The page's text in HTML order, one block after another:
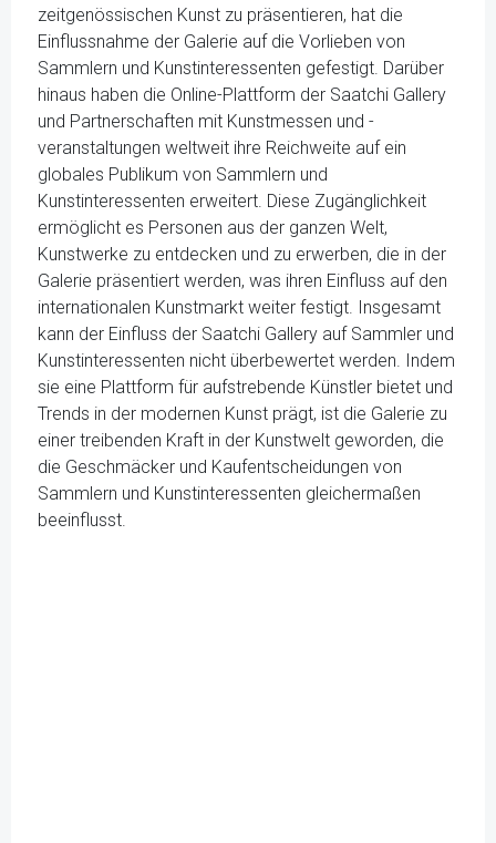
zeitgenössischen Kunst zu präsentieren, hat die
Einflussnahme der Galerie auf die Vorlieben von
Sammlern und Kunstinteressenten gefestigt. Darüber
hinaus haben die Online-Plattform der Saatchi Gallery
und Partnerschaften mit Kunstmessen und -
veranstaltungen weltweit ihre Reichweite auf ein
globales Publikum von Sammlern und
Kunstinteressenten erweitert. Diese Zugänglichkeit
ermöglicht es Personen aus der ganzen Welt,
Kunstwerke zu entdecken und zu erwerben, die in der
Galerie präsentiert werden, was ihren Einfluss auf den
internationalen Kunstmarkt weiter festigt. Insgesamt
kann der Einfluss der Saatchi Gallery auf Sammler und
Kunstinteressenten nicht überbewertet werden. Indem
sie eine Plattform für aufstrebende Künstler bietet und
Trends in der modernen Kunst prägt, ist die Galerie zu
einer treibenden Kraft in der Kunstwelt geworden, die
die Geschmäcker und Kaufentscheidungen von
Sammlern und Kunstinteressenten gleichermaßen
beeinflusst.